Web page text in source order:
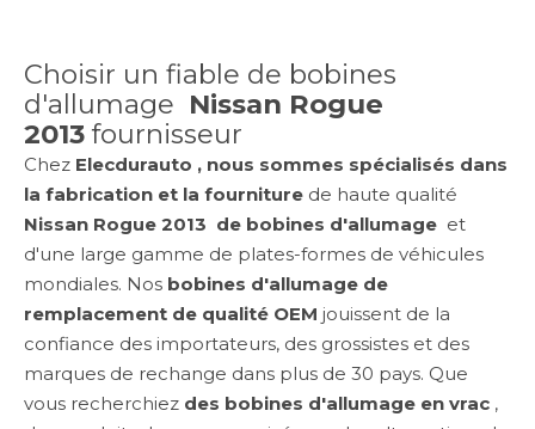
Choisir un fiable de bobines
d'allumage Nissan Rogue
2013 fournisseur
Chez Elecdurauto , nous sommes spécialisés dans
la fabrication et la fourniture de haute qualité
Nissan Rogue 2013 de bobines d'allumage et
d'une large gamme de plates-formes de véhicules
mondiales. Nos bobines d'allumage de
remplacement de qualité OEM jouissent de la
confiance des importateurs, des grossistes et des
marques de rechange dans plus de 30 pays. Que
vous recherchiez des bobines d'allumage en vrac ,